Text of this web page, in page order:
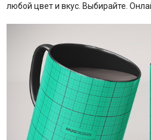
любой цвет и вкус. Выбирайте.